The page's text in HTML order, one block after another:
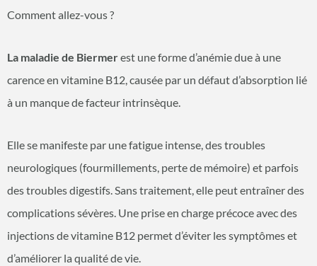
Comment allez-vous ?
La maladie de Biermerest une forme d’anémie due à une
carence en vitamine B12, causée par un défaut d’absorption lié
à un manque de facteur intrinsèque.
Elle se manifeste par une fatigue intense, des troubles
neurologiques (fourmillements, perte de mémoire) et parfois
des troubles digestifs. Sans traitement, elle peut entraîner des
complications sévères. Une prise en charge précoce avec des
injections de vitamine B12 permet d’éviter les symptômes et
d’améliorer la qualité de vie.